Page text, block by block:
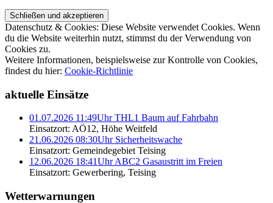
Datenschutz & Cookies: Diese Website verwendet Cookies. Wenn
du die Website weiterhin nutzt, stimmst du der Verwendung von
Cookies zu.
Weitere Informationen, beispielsweise zur Kontrolle von Cookies,
findest du hier: Cookie-Richtlinie
aktuelle Einsätze
01.07.2026 11:49Uhr THL1 Baum auf Fahrbahn
Einsatzort: AÖ12, Höhe Weitfeld
21.06.2026 08:30Uhr Sicherheitswache
Einsatzort: Gemeindegebiet Teising
12.06.2026 18:41Uhr ABC2 Gasaustritt im Freien
Einsatzort: Gewerbering, Teising
Wetterwarnungen